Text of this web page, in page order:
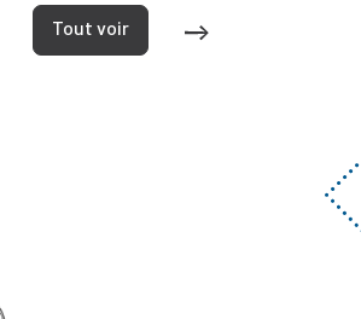
Tout voir